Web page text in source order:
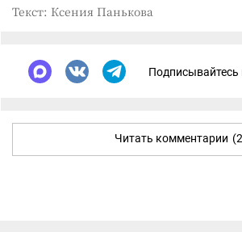
Текст: Ксения Панькова
Читать комментарии